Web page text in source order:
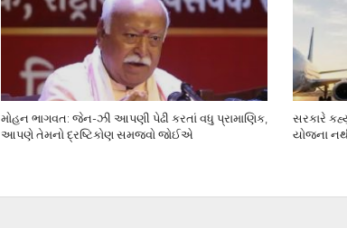
મોહન ભાગવત: જેન-ઝી આપણી પેઢી કરતાં વધુ પ્રામાણિક,
આપણે તેમનો દ્રષ્ટિકોણ સમજવો જોઈએ
સરકારે
યોજના